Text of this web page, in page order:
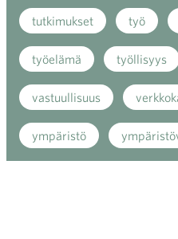
tutkimukset työ
työelämä työllisyys
vastuullisuus
ympäristö